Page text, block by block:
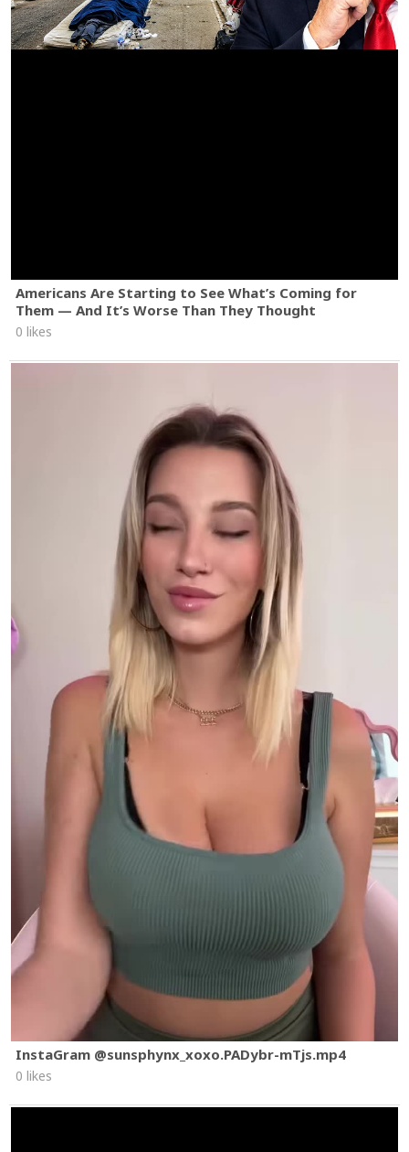
Americans Are Starting to See What’s Coming for
Them — And It’s Worse Than They Thought
0 likes
InstaGram @sunsphynx_xoxo.PADybr-mTjs.mp4
0 likes